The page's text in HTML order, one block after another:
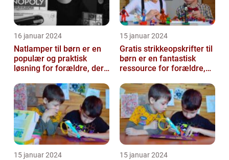
16 januar 2024
Natlamper til børn er en
populær og praktisk
løsning for forældre, der
beroligend...
15 januar 2024
Gratis strikkeopskrifter til
børn er en fantastisk
ressource for forældre,
strikke...
15 januar 2024 15 januar 2024